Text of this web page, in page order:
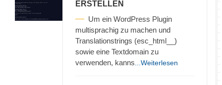
ERSTELLEN
Um ein WordPress Plugin
multisprachig zu machen und
Translationstrings (esc_html__)
sowie eine Textdomain zu
verwenden, kanns ...Weiterlesen